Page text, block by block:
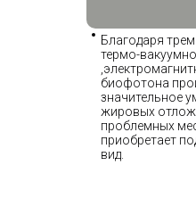
Благодаря
термо-
биофотона
значительное
жировых
проблемных
приобретает
вид.